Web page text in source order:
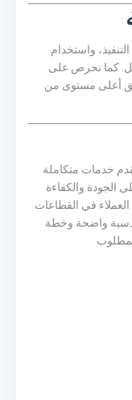
واستخدام
كما نحرص على
أعلى مستوى من
خدمات متكاملة
الجودة والكفاءة
العملاء في القطاعات
واضحة وخطة